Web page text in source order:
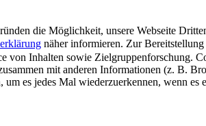
die Möglichkeit, unsere Webseite
näher informieren. Zur
von Inhalten sowie Zielgruppenforschung.
mit anderen Informationen (z. B.
es jedes Mal wiederzuerkennen, wenn